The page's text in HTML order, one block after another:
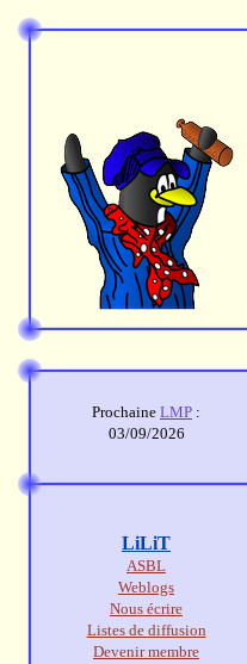
Prochaine LMP :
03/09/2026
LiLiT
ASBL
Weblogs
Nous écrire
Listes de diffusion
Devenir membre